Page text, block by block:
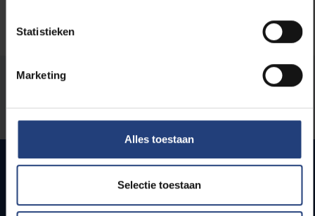
Statistieken
Marketing
Alles toestaan
Selectie toestaan
Stond er een fout op deze pagina?
Laat het ons weten